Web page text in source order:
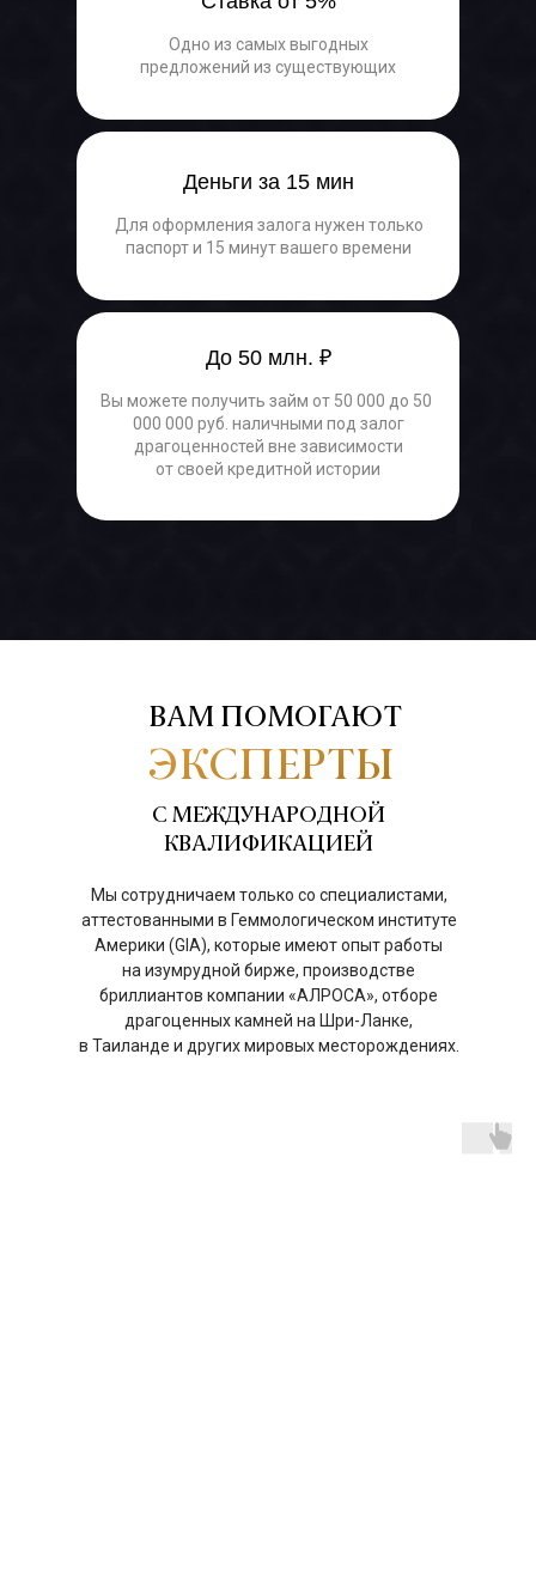
Одно из самых выгодных
предложений из существующих
Деньги за 15 мин
Для оформления залога нужен только
паспорт и 15 минут вашего времени
До 50 млн. ₽
Вы можете получить займ от 50 000 до 50
000 000 руб. наличными под залог
драгоценностей вне зависимости
от своей кредитной истории
ЭКСПЕРТЫ
ВАМ ПОМОГАЮТ
С МЕЖДУНАРОДНОЙ
КВАЛИФИКАЦИЕЙ
Мы сотрудничаем только со специалистами,
аттестованными в Геммологическом институте
Америки (GIA), которые имеют опыт работы
на изумрудной бирже, производстве
бриллиантов компании «АЛРОСА», отборе
драгоценных камней на Шри-Ланке,
в Таиланде и других мировых месторождениях.